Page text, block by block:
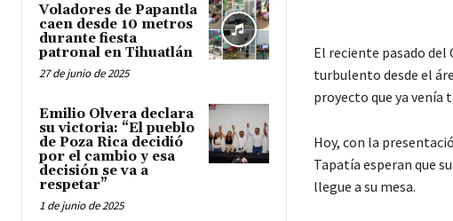
Voladores de Papantla
caen desde 10 metros
durante fiesta
patronal en Tihuatlán
27 de junio de 2025
Emilio Olvera declara
su victoria: “El pueblo
de Poza Rica decidió
por el cambio y esa
decisión se va a
respetar”
1 de junio de 2025
El reciente pasado del
turbulento desde el
proyecto que ya venía
Hoy, con la
Tapatía esperan que
llegue a su mesa.